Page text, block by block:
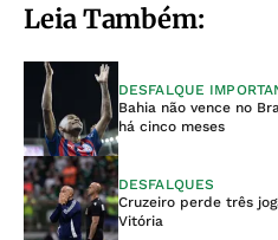
Leia Também:
DESFALQUE
Bahia não vence no
há cinco meses
DESFALQUES
Cruzeiro perde três
Vitória